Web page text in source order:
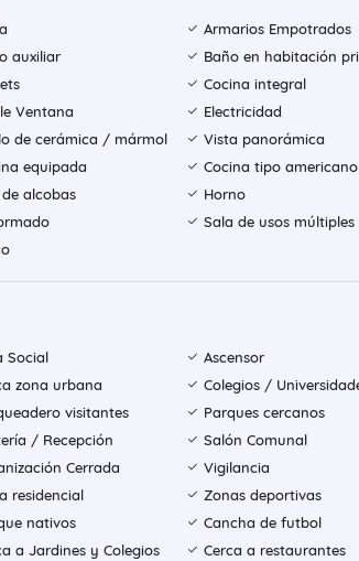
Armarios Empotrados
auxiliar
Baño en habitación
Cocina integral
Ventana
Electricidad
de cerámica / mármol
Vista panorámica
equipada
Cocina tipo americano
de alcobas
Horno
Sala de usos múltiples
Social
Ascensor
zona urbana
Colegios /
visitantes
Parques cercanos
/ Recepción
Salón Comunal
Cerrada
Vigilancia
residencial
Zonas deportivas
nativos
Cancha de futbol
a Jardines y Colegios
Cerca a restaurantes